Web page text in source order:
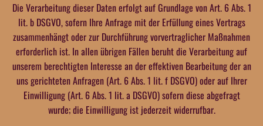
Die Verarbeitung dieser Daten erfolgt auf Grundlage von Art. 6 Abs. 1
lit. b DSGVO, sofern Ihre Anfrage mit der Erfüllung eines Vertrags
zusammenhängt oder zur Durchführung vorvertraglicher Maßnahmen
erforderlich ist. In allen übrigen Fällen beruht die Verarbeitung auf
unserem berechtigten Interesse an der effektiven Bearbeitung der an
uns gerichteten Anfragen (Art. 6 Abs. 1 lit. f DSGVO) oder auf Ihrer
Einwilligung (Art. 6 Abs. 1 lit. a DSGVO) sofern diese abgefragt
wurde; die Einwilligung ist jederzeit widerrufbar.